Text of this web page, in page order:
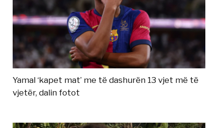
Yamal ‘kapet mat’ me të dashurën 13 vjet më të
vjetër, dalin fotot